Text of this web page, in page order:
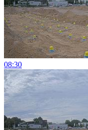
08:30